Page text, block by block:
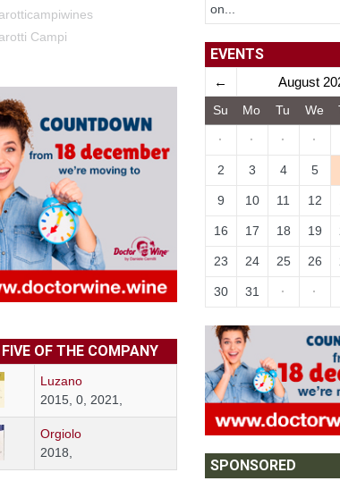
Campi
OF THE COMPANY
Luzano
2015, 0, 2021,
Orgiolo
2018,
on...
EVENTS
← August
Su Mo Tu We
· · · ·
2 3 4 5
9 10 11 12
16 17 18 19
23 24 25 26
30 31 · ·
SPONSORED